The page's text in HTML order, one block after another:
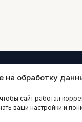
на обработку
сайт работал
ваши настройки и